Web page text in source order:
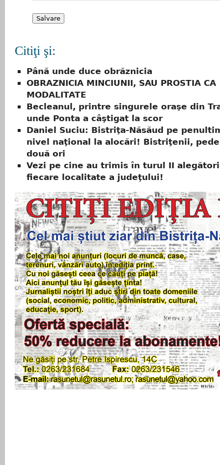
Citiţi şi:
Până unde duce obrăznicia
OBRAZNICIA MINCIUNII, SAU PROSTIA CA
MODALITATE
Becleanul, printre singurele oraşe din
unde Ponta a câştigat la scor
Daniel Suciu: Bistriţa-Năsăud pe
nivel naţional la alocări! Bistriţenii,
două ori
Vezi pe cine au trimis în turul II
fiecare localitate a judeţului!